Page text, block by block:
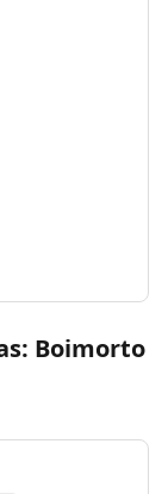
Boimorto